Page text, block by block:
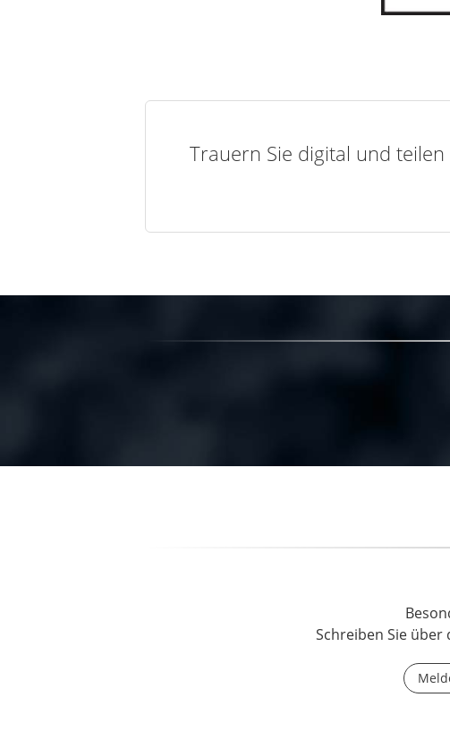
Trauern Sie digital und
Schreiben Sie über